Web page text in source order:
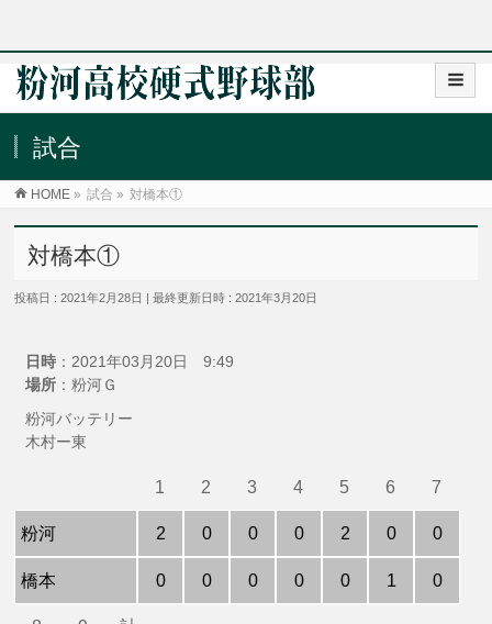
試合
HOME » 試合 » 対橋本①
対橋本①
投稿日 : 2021年2月28日 最終更新日時 : 2021年3月20日
日時 ：2021年03月20日 9:49
場所 ：粉河Ｇ
粉河バッテリー
木村ー東
粉河
橋本
1
2
0
2
0
0
3
0
0
4
0
0
5
2
0
6
0
1
7
0
0